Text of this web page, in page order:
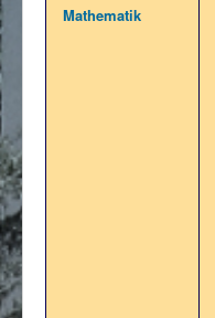
Mathematik